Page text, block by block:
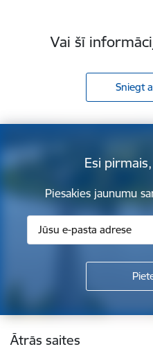
Vai šī
Sniegt
Esi
Piesakies jaunumu
Kājene
Ātrās saites